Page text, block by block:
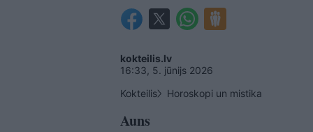
kokteilis.lv
16:33, 5. jūnijs 2026
Kokteilis
Horoskopi un mistika
Auns